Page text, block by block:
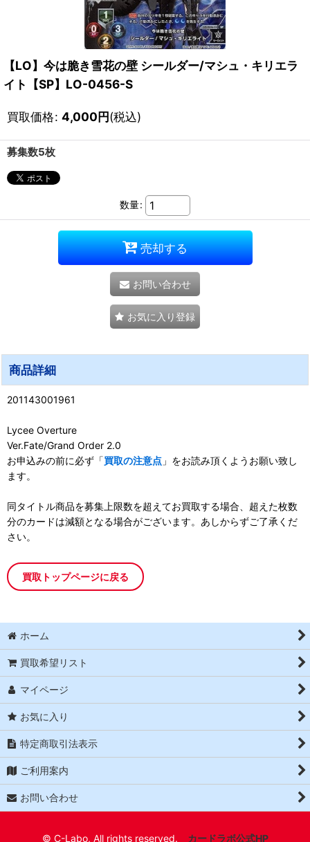
【LO】今は脆き雪花の壁 シールダー/マシュ・キリエラ
イト【SP】LO-0456-S
買取価格: 4,000円(税込)
募集数5枚
数量:
売却する
お問い合わせ
お気に入り登録
商品詳細
201143001961
Lycee Overture
Ver.Fate/Grand Order 2.0
お申込みの前に必ず「買取の注意点 」をお読み頂くようお願い致し
ます。
同タイトル商品を募集上限数を超えてお買取する場合、超えた枚数
分のカードは減額となる場合がございます。あしからずご了承くだ
さい。
買取トップページに戻る
ホーム
買取希望リスト
マイページ
お気に入り
特定商取引法表示
ご利用案内
お問い合わせ
© C-Labo, All rights reserved. カードラボ公式HP